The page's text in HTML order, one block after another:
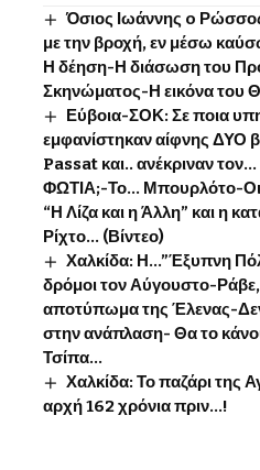
Όσιος Ιωάννης o
με την βροχή, εν μέσω
Η δέηση-Η διάσωση του
Σκηνώματος-Η εικόνα του
Εύβοια-ΣΟΚ: Σε ποια
εμφανίστηκαν αίφνης ΔΥΟ
Passat και.. ανέκριναν
ΦΩΤΙΑ;-Το… Μπουρλότο-Οι
“Η Λίζα και η Άλλη” και η
Ρίχτο… (Βίντεο)
Χαλκίδα: Η…”Έξυπνη
δρόμοι τον Αύγουστο-
αποτύπωμα της Έλενας-
στην ανάπλαση- Θα το
Τσίπα…
Χαλκίδα: Το παζάρι της
αρχή 162 χρόνια πριν…!